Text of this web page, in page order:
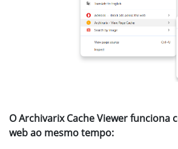
O Archivarix Cache Viewer funciona
web ao mesmo tempo: